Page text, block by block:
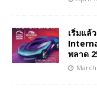
เริ่มแล้
พลาด
March